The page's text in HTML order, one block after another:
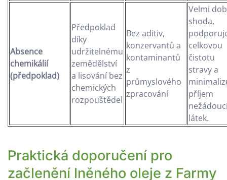
Absence
chemikálií
(předpoklad)
Předpoklad
díky
udržitelnému
zemědělství
a lisování bez
chemických
rozpouštědel
Bez aditiv,
konzervantů a
kontaminantů
z
průmyslového
zpracování
Velmi
shoda,
celkovou
čistotu
stravy a
příjem
látek.
Praktická doporučení pro
začlenění lněného oleje z Farmy